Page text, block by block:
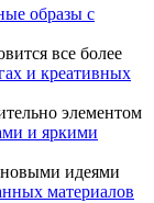
образы с
все более
и креативных
элементом
и яркими
новыми идеями
материалов